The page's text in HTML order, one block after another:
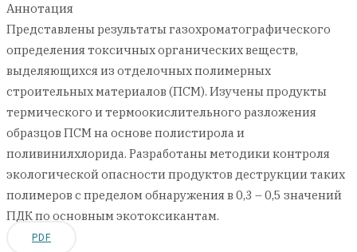
Аннотация
Представлены результаты газохроматографического
определения токсичных органических веществ,
выделяющихся из отделочных полимерных
строительных материалов (ПСМ). Изучены продукты
термического и термоокислительного разложения
образцов ПСМ на основе полистирола и
поливинилхлорида. Разработаны методики контроля
экологической опасности продуктов деструкции таких
полимеров с пределом обнаружения в 0,3 – 0,5 значений
ПДК по основным экотоксикантам.
PDF